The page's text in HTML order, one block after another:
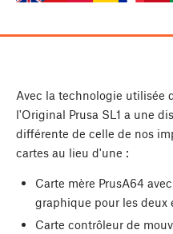
Avec la technologie utilisée
l'Original Prusa SL1 a une
différente de celle de nos
cartes au lieu d'une :
Carte mère PrusA64
graphique pour les deux
Carte contrôleur de